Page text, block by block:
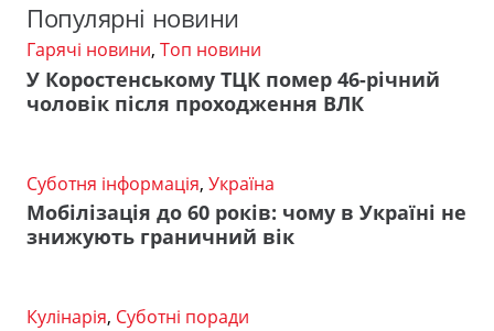
Популярні новини
Гарячі новини, Топ новини
У Коростенському ТЦК помер 46-річний
чоловік після проходження ВЛК
Суботня інформація, Україна
Мобілізація до 60 років: чому в Україні не
знижують граничний вік
Кулінарія, Суботні поради